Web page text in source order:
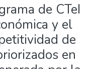
de CTeI
y el
de
en